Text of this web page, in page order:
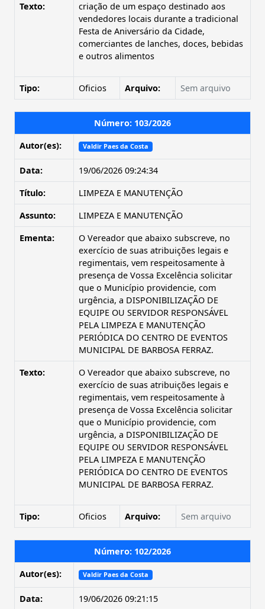
Texto:
criação de um espaço destinado aos
vendedores locais durante a tradicional
Festa de Aniversário da Cidade,
comerciantes de lanches, doces, bebidas
e outros alimentos
Tipo: Oficios Arquivo: Sem arquivo
Número: 103/2026
Autor(es):
Valdir Paes da Costa
Data:
19/06/2026 09:24:34
Título:
LIMPEZA E MANUTENÇÃO
Assunto:
LIMPEZA E MANUTENÇÃO
Ementa:
O Vereador que abaixo subscreve, no
exercício de suas atribuições legais e
regimentais, vem respeitosamente à
presença de Vossa Excelência solicitar
que o Município providencie, com
urgência, a DISPONIBILIZAÇÃO DE
EQUIPE OU SERVIDOR RESPONSÁVEL
PELA LIMPEZA E MANUTENÇÃO
PERIÓDICA DO CENTRO DE EVENTOS
MUNICIPAL DE BARBOSA FERRAZ.
Texto:
O Vereador que abaixo subscreve, no
exercício de suas atribuições legais e
regimentais, vem respeitosamente à
presença de Vossa Excelência solicitar
que o Município providencie, com
urgência, a DISPONIBILIZAÇÃO DE
EQUIPE OU SERVIDOR RESPONSÁVEL
PELA LIMPEZA E MANUTENÇÃO
PERIÓDICA DO CENTRO DE EVENTOS
MUNICIPAL DE BARBOSA FERRAZ.
Tipo: Oficios Arquivo: Sem arquivo
Número: 102/2026
Autor(es):
Valdir Paes da Costa
Data:
19/06/2026 09:21:15